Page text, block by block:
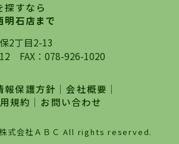
ットを利用し、理想のお部屋を
選択していただいた物件情報に
を持ったスタッフがサポートさ
タイルを心がけております。私た
は終わらない、お客様との末長い
。初めての一人暮らしから、就
買物件の購入、などなど一生涯に
ドバイザーとして、地域に密着し
で様々なお役立ちができればと強
探すなら
明石店まで
2丁目2-13
FAX：078-926-1020
報保護方針 ｜会社概要 ｜
規約 ｜ お問い合わせ
式会社ＡＢＣ All rights reserved.